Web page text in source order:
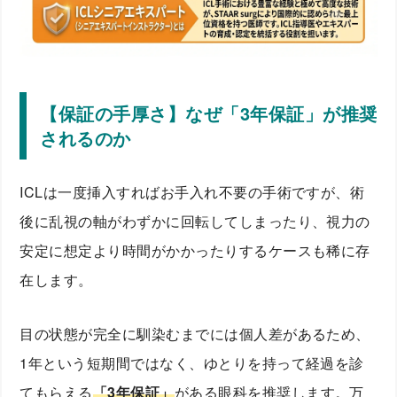
【保証の手厚さ】なぜ「3年保証」が推奨
されるのか
ICLは一度挿入すればお手入れ不要の手術ですが、術
後に乱視の軸がわずかに回転してしまったり、視力の
安定に想定より時間がかかったりするケースも稀に存
在します。
目の状態が完全に馴染むまでには個人差があるため、
1年という短期間ではなく、ゆとりを持って経過を診
てもらえる「3年保証」がある眼科を推奨します。万